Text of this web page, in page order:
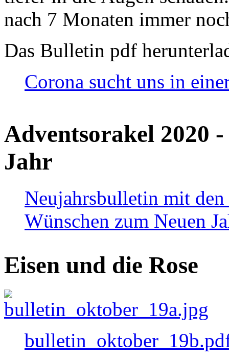
nach 7 Monaten immer
Das Bulletin pdf
Corona sucht uns in
Adventsorakel 2020
Jahr
Neujahrsbulletin mit den
Wünschen zum Neuen
Eisen und die Rose